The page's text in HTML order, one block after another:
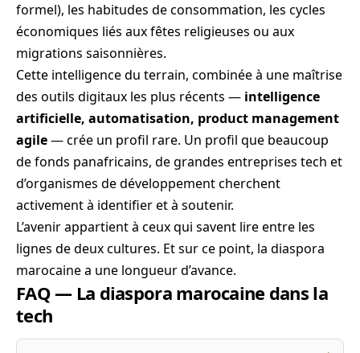
formel), les habitudes de consommation, les cycles
économiques liés aux fêtes religieuses ou aux
migrations saisonnières.
Cette intelligence du terrain, combinée à une maîtrise
des outils digitaux les plus récents — intelligence
artificielle, automatisation, product management
agile— crée un profil rare. Un profil que beaucoup
de fonds panafricains, de grandes entreprises tech et
d’organismes de développement cherchent
activement à identifier et à soutenir.
L’avenir appartient à ceux qui savent lire entre les
lignes de deux cultures. Et sur ce point, la diaspora
marocaine a une longueur d’avance.
FAQ — La diaspora marocaine dans la
tech